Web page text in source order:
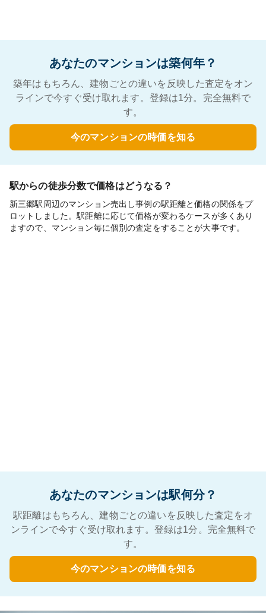
あなたのマンションは築何年？
築年はもちろん、建物ごとの違いを反映した査定をオン
ラインで今すぐ受け取れます。登録は1分。完全無料で
す。
今のマンションの時価を知る
駅からの徒歩分数で価格はどうなる？
新三郷駅周辺のマンション売出し事例の駅距離と価格の関係をプ
ロットしました。駅距離に応じて価格が変わるケースが多くあり
ますので、マンション毎に個別の査定をすることが大事です。
あなたのマンションは駅何分？
駅距離はもちろん、建物ごとの違いを反映した査定をオ
ンラインで今すぐ受け取れます。登録は1分。完全無料で
す。
今のマンションの時価を知る